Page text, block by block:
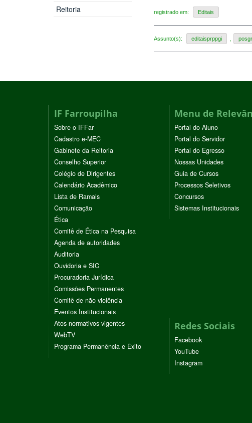
Reitoria
registrado em: Editais
Assunto(s): editaisprppgi
IF Farroupilha
Sobre o IFFar
Cadastro e-MEC
Gabinete da Reitoria
Conselho Superior
Colégio de Dirigentes
Calendário Acadêmico
Lista de Ramais
Comunicação
Ética
Comitê de Ética na Pesquisa
Agenda de autoridades
Auditoria
Ouvidoria e SIC
Procuradoria Jurídica
Comissões Permanentes
Comitê de não violência
Eventos Institucionais
Atos normativos vigentes
WebTV
Programa Permanência e Êxito
Menu de
Portal do Aluno
Portal do Servidor
Portal do Egresso
Nossas Unidades
Guia de Cursos
Processos Seletivos
Concursos
Sistemas Institucionais
Redes Sociais
Facebook
YouTube
Instagram